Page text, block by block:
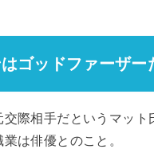
ゴッドファーザー
交際相手だというマッ
は俳優とのこと。